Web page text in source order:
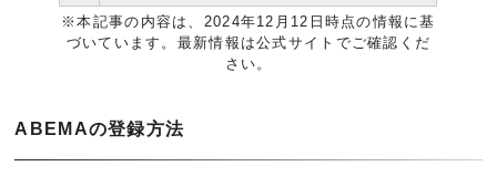
※本記事の内容は、2024年12月12日時点の情報に基
づいています。最新情報は公式サイトでご確認くだ
さい。
ABEMAの登録方法